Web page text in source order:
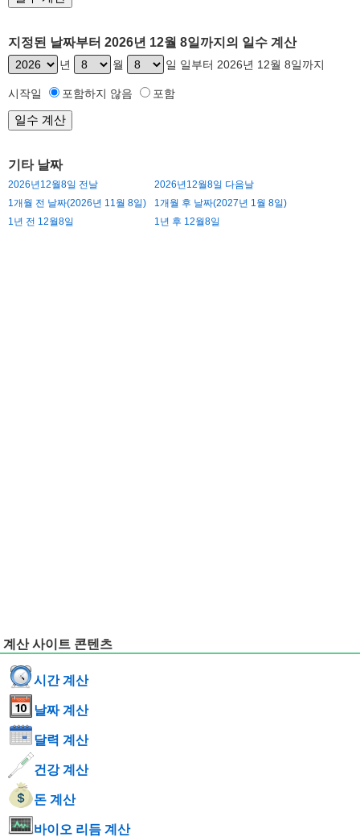
지정된 날짜부터 2026년 12월 8일까지의 일수 계산
년 월 일 일부터 2026년 12월 8일까지
시작일 포함하지 않음 포함
기타 날짜
2026년12월8일 전날
2026년12월8일 다음날
1개월 전 날짜(2026년 11월 8일)
1개월 후 날짜(2027년 1월 8일)
1년 전 12월8일
1년 후 12월8일
계산 사이트 콘텐츠
시간 계산
날짜 계산
달력 계산
건강 계산
돈 계산
바이오 리듬 계산